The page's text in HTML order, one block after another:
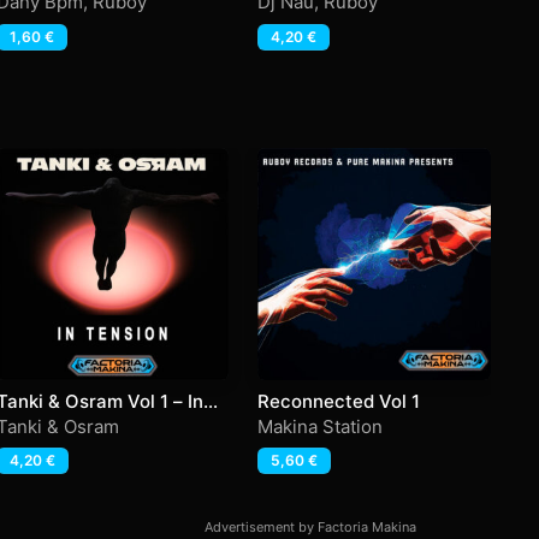
1,60 € 4,20€
& Osram Vol 1 – In
& Osram
4,20 €
Reconnected Vol 1
Makina Station
5,60€
Advertisement by Factoria Makina